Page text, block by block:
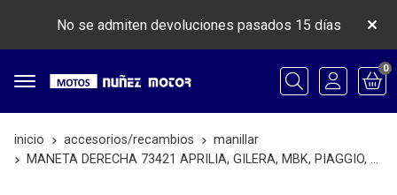
No se admiten devoluciones pasados 15 días
Buscar
0
inicio accesorios/recambios
manillar
MANETA DERECHA 73421 APRILIA, GILERA, MBK, PIAGGIO, YAMAHA